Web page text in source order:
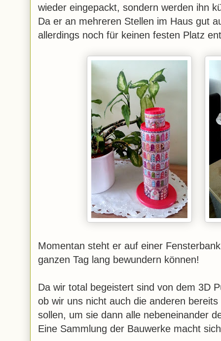
wieder eingepackt, sondern werden ihn
Da er an mehreren Stellen im Haus gut
allerdings noch für keinen festen Platz
Momentan steht er auf einer
ganzen Tag lang bewundern können!
Da wir total begeistert sind von dem 3D
ob wir uns nicht auch die anderen
sollen, um sie dann alle nebeneinander
Eine Sammlung der Bauwerke macht